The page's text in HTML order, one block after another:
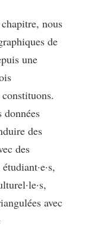
nous
de
une
constituons.
des
des
avec